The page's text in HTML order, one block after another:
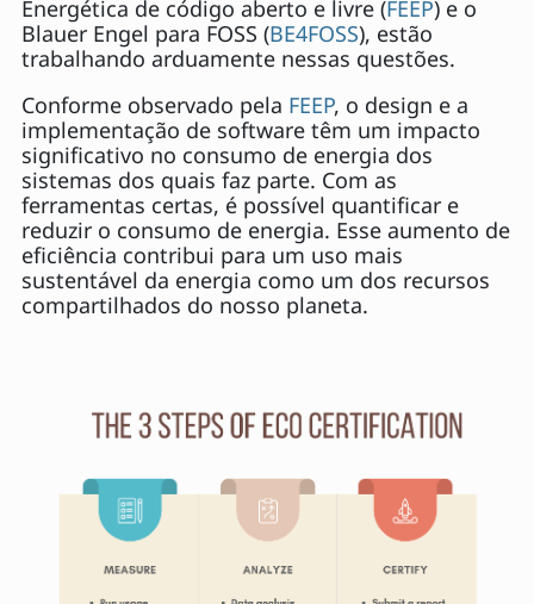
Energética de código aberto e livre (FEEP) e o
Blauer Engel para FOSS (BE4FOSS), estão
trabalhando arduamente nessas questões.
Conforme observado pela FEEP, o design e a
implementação de software têm um impacto
significativo no consumo de energia dos
sistemas dos quais faz parte. Com as
ferramentas certas, é possível quantificar e
reduzir o consumo de energia. Esse aumento de
eficiência contribui para um uso mais
sustentável da energia como um dos recursos
compartilhados do nosso planeta.